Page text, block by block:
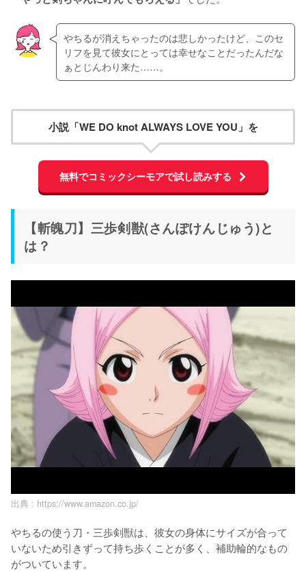
やちるが消えちゃったのは悲しかったけど、このセ
リフを見て彼女にとっては幸せなことだったんだな
ぁとじんわり来た……。
小説「WE DO knot ALWAYS LOVE YOU」を
無料でコミックシーモアで試し読みする
【斬魄刀】三歩剣獣(さんぽけんじゅう)と
は？
出典 : https://www.amazon.co.jp/
やちるの使う刀・三歩剣獣は、彼女の身体にサイズが合って
いないため引きずって持ち歩くことが多く、補助輪的なもの
がついています。